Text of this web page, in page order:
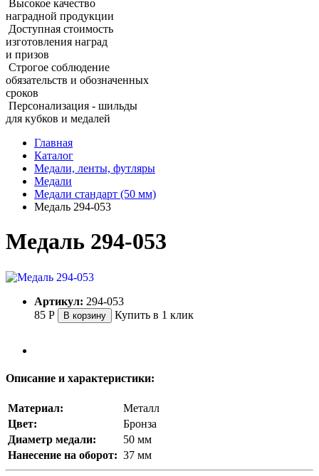
Высокое качество
наградной продукции
Доступная стоимость
изготовления наград
и призов
Строгое соблюдение
обязательств и обозначенных
сроков
Персонализация - шильды
для кубков и медалей
Главная
Каталог
Медали, ленты, футляры
Медали
Медали стандарт (50 мм)
Медаль 294‑053
Медаль 294‑053
Артикул: 294-053
85 Р В корзину Купить в 1 клик
Описание и характеристики:
Материал:
Металл
Цвет:
Бронза
Диаметр медали:
50 мм
Нанесение на оборот: 37 мм